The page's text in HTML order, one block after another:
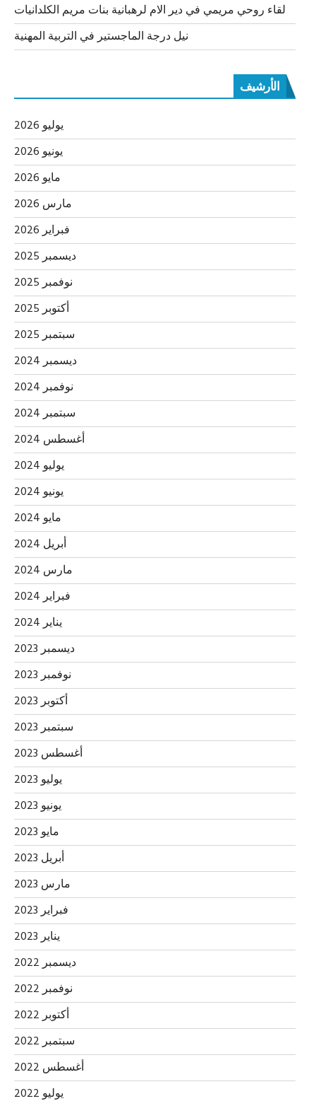
لقاء روحي مريمي في دير الام لرهبانية بنات مريم الكلدانيات
نيل درجة الماجستير في التربية المهنية
الأرشيف
يوليو 2026
يونيو 2026
مايو 2026
مارس 2026
فبراير 2026
ديسمبر 2025
نوفمبر 2025
أكتوبر 2025
سبتمبر 2025
ديسمبر 2024
نوفمبر 2024
سبتمبر 2024
أغسطس 2024
يوليو 2024
يونيو 2024
مايو 2024
أبريل 2024
مارس 2024
فبراير 2024
يناير 2024
ديسمبر 2023
نوفمبر 2023
أكتوبر 2023
سبتمبر 2023
أغسطس 2023
يوليو 2023
يونيو 2023
مايو 2023
أبريل 2023
مارس 2023
فبراير 2023
يناير 2023
ديسمبر 2022
نوفمبر 2022
أكتوبر 2022
سبتمبر 2022
أغسطس 2022
يوليو 2022